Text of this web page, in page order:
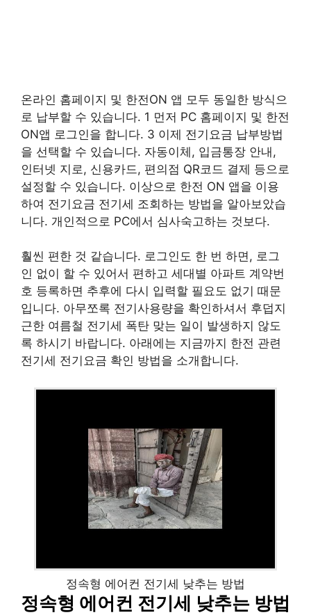
온라인 홈페이지 및 한전ON 앱 모두 동일한 방식으
로 납부할 수 있습니다. 1 먼저 PC 홈페이지 및 한전
ON앱 로그인을 합니다. 3 이제 전기요금 납부방법
을 선택할 수 있습니다. 자동이체, 입금통장 안내,
인터넷 지로, 신용카드, 편의점 QR코드 결제 등으로
설정할 수 있습니다. 이상으로 한전 ON 앱을 이용
하여 전기요금 전기세 조회하는 방법을 알아보았습
니다. 개인적으로 PC에서 심사숙고하는 것보다.
훨씬 편한 것 같습니다. 로그인도 한 번 하면, 로그
인 없이 할 수 있어서 편하고 세대별 아파트 계약번
호 등록하면 추후에 다시 입력할 필요도 없기 때문
입니다. 아무쪼록 전기사용량을 확인하셔서 후덥지
근한 여름철 전기세 폭탄 맞는 일이 발생하지 않도
록 하시기 바랍니다. 아래에는 지금까지 한전 관련
전기세 전기요금 확인 방법을 소개합니다.
정속형 에어컨 전기세 낮추는 방법
정속형 에어컨 전기세 낮추는 방법